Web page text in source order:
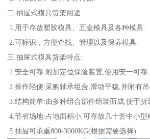
二.抽屉式模具货架用途:
1.用于存放塑胶模具、五金模具及各种模具.
2.可标识，方便查找、管理以及保养模具.
三.抽屉式模具货架特点:
1.安全可靠:附加定位保险装置,使用安一可靠.
2.操作轻便:采购轴承组合,滑动平稳,并附有吊
3.结构简单:由多种组合部件组装而成,便于折
4.节省场地:占地面积小,可存放几十套中小型
5.抽屉可承重800-3000KG(根据需要选择).